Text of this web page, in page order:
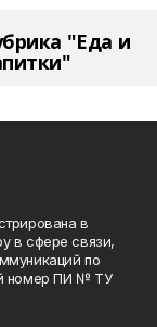
"Еда и
в
в сфере связи,
по
номер ПИ № ТУ